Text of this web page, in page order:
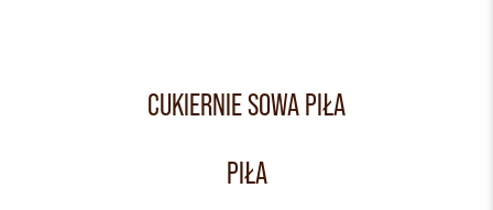
CUKIERNIE SOWA PIŁA
PIŁA